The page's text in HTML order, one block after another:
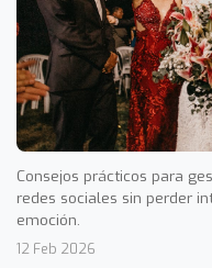
Consejos prácticos para
redes sociales sin perder
emoción.
12 Feb 2026